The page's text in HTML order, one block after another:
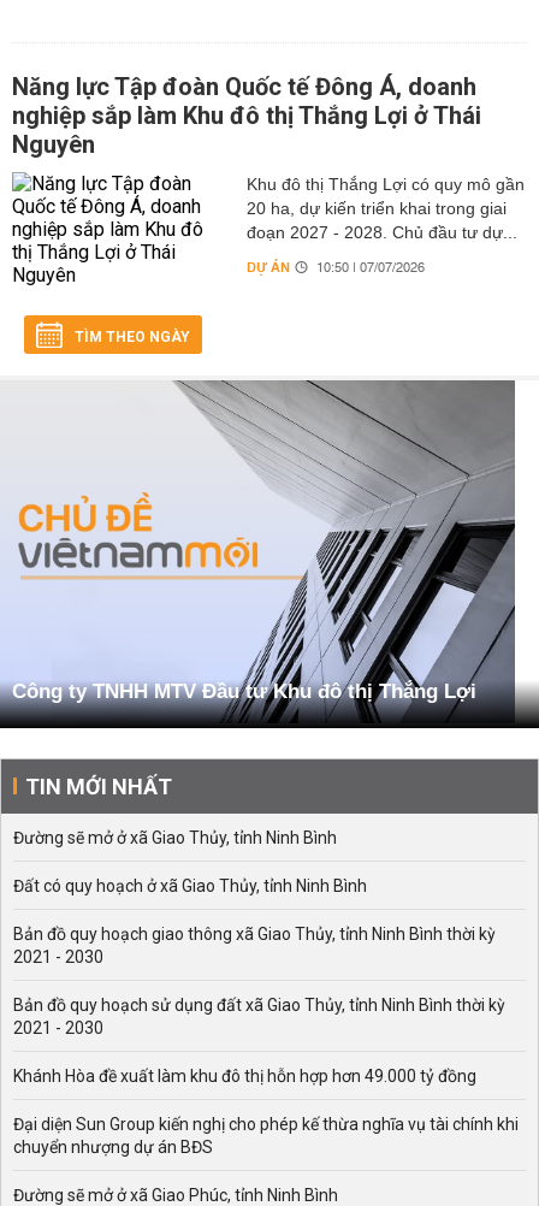
Năng lực Tập đoàn Quốc tế Đông Á, doanh
nghiệp sắp làm Khu đô thị Thắng Lợi ở Thái
Nguyên
Khu đô thị Thắng Lợi có quy mô gần
20 ha, dự kiến triển khai trong giai
đoạn 2027 - 2028. Chủ đầu tư dự...
DỰ ÁN 10:50 | 07/07/2026
TÌM THEO NGÀY
Công ty TNHH MTV Đầu tư Khu đô thị Thắng Lợi
TIN MỚI NHẤT
Đường sẽ mở ở xã Giao Thủy, tỉnh Ninh Bình
Đất có quy hoạch ở xã Giao Thủy, tỉnh Ninh Bình
Bản đồ quy hoạch giao thông xã Giao Thủy, tỉnh Ninh Bình thời kỳ
2021 - 2030
Bản đồ quy hoạch sử dụng đất xã Giao Thủy, tỉnh Ninh Bình thời kỳ
2021 - 2030
Khánh Hòa đề xuất làm khu đô thị hỗn hợp hơn 49.000 tỷ đồng
Đại diện Sun Group kiến nghị cho phép kế thừa nghĩa vụ tài chính khi
chuyển nhượng dự án BĐS
Đường sẽ mở ở xã Giao Phúc, tỉnh Ninh Bình